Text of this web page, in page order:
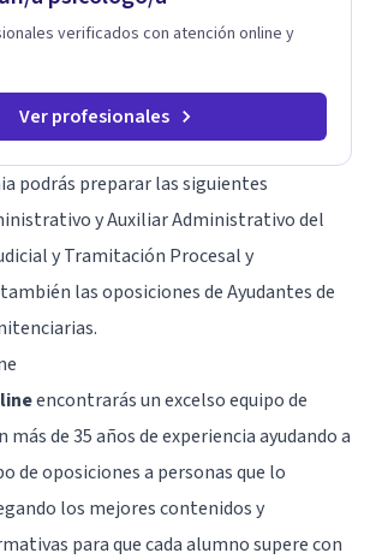
verificados con atención online y
Ver profesionales
podrás preparar las siguientes
y Auxiliar Administrativo del
y Tramitación Procesal y
las oposiciones de Ayudantes de
encontrarás un excelso equipo de
de 35 años de experiencia ayudando a
de oposiciones a personas que lo
los mejores contenidos y
para que cada alumno supere con